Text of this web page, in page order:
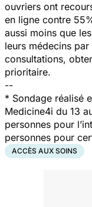
ouvriers ont
en ligne contre
aussi moins que
leurs médecins
consultations,
prioritaire.
--
* Sondage réalisé
Medicine4i du 13
personnes pour
personnes pour
ACCÈS AUX SOINS